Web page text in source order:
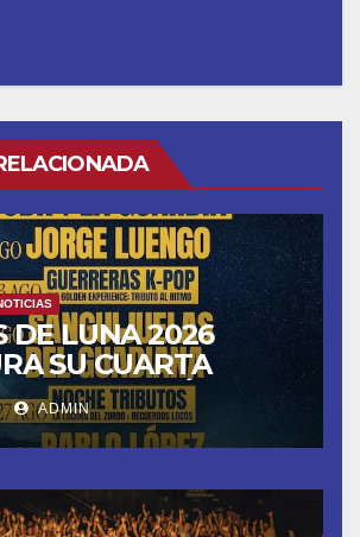
DE LUNA 2026
SU CUARTA
ESTE SÁBADO
Y LA GUARDIA
ADMIN